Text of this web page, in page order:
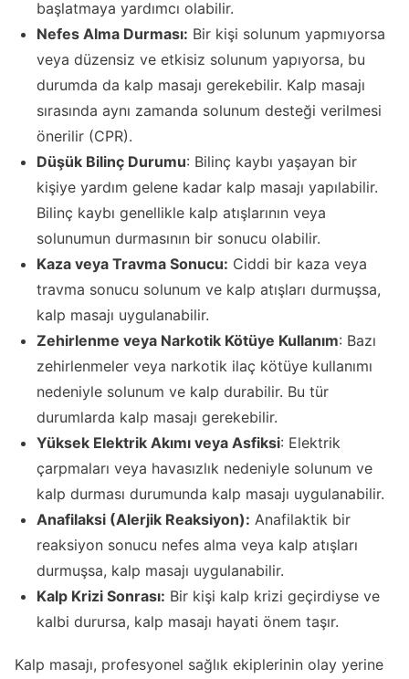
başlatmaya yardımcı olabilir.
Nefes Alma Durması: Bir kişi solunum yapmıyorsa
veya düzensiz ve etkisiz solunum yapıyorsa, bu
durumda da kalp masajı gerekebilir. Kalp masajı
sırasında aynı zamanda solunum desteği verilmesi
önerilir (CPR).
Düşük Bilinç Durumu: Bilinç kaybı yaşayan bir
kişiye yardım gelene kadar kalp masajı yapılabilir.
Bilinç kaybı genellikle kalp atışlarının veya
solunumun durmasının bir sonucu olabilir.
Kaza veya Travma Sonucu: Ciddi bir kaza veya
travma sonucu solunum ve kalp atışları durmuşsa,
kalp masajı uygulanabilir.
Zehirlenme veya Narkotik Kötüye Kullanım: Bazı
zehirlenmeler veya narkotik ilaç kötüye kullanımı
nedeniyle solunum ve kalp durabilir. Bu tür
durumlarda kalp masajı gerekebilir.
Yüksek Elektrik Akımı veya Asfiksi: Elektrik
çarpmaları veya havasızlık nedeniyle solunum ve
kalp durması durumunda kalp masajı uygulanabilir.
Anafilaksi (Alerjik Reaksiyon): Anafilaktik bir
reaksiyon sonucu nefes alma veya kalp atışları
durmuşsa, kalp masajı uygulanabilir.
Kalp Krizi Sonrası: Bir kişi kalp krizi geçirdiyse ve
kalbi durursa, kalp masajı hayati önem taşır.
Kalp masajı, profesyonel sağlık ekiplerinin olay yerine